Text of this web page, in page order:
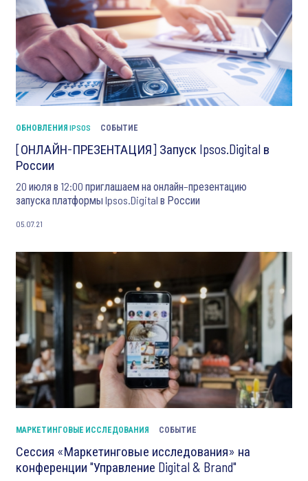
ОБНОВЛЕНИЯ IPSOS СОБЫТИЕ
[ОНЛАЙН-ПРЕЗЕНТАЦИЯ] Запуск Ipsos.Digital в
России
20 июля в 12:00 приглашаем на онлайн–презентацию
запуска платформы Ipsos.Digital в России
05.07.21
МАРКЕТИНГОВЫЕ ИССЛЕДОВАНИЯ СОБЫТИЕ
Сессия «Маркетинговые исследования» на
конференции "Управление Digital & Brand"